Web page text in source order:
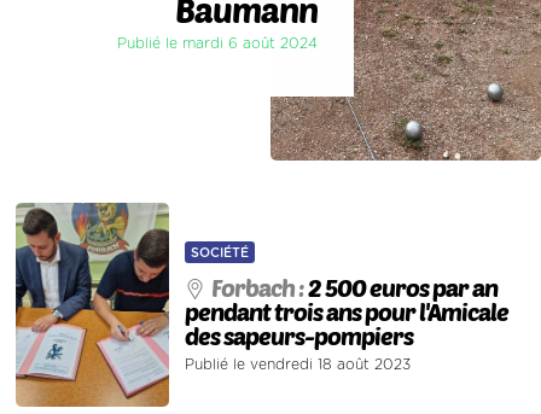
Baumann
Publié le mardi 6 août 2024
SOCIÉTÉ
Forbach :2 500 euros par an
pendant trois ans pour l'Amicale
des sapeurs-pompiers
Publié le vendredi 18 août 2023